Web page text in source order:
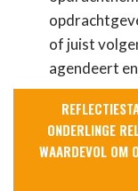
of juist
agendeert
ONDERLINGE
WAARDEVOL OM